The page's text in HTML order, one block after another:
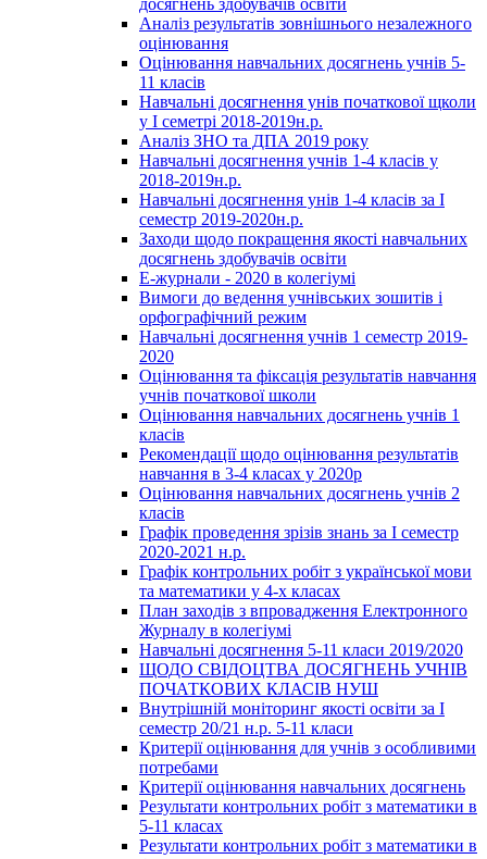
Аналіз результатів зовнішнього незалежного
оцінювання
Оцінювання навчальних досягнень учнів 5-
11 класів
Навчальні досягнення унів початкової щколи
у І семетрі 2018-2019н.р.
Аналіз ЗНО та ДПА 2019 року
Навчальні досягнення учнів 1-4 класів у
2018-2019н.р.
Навчальні досягнення унів 1-4 класів за І
семестр 2019-2020н.р.
Заходи щодо покращення якості навчальних
досягнень здобувачів освіти
Е-журнали - 2020 в колегіумі
Вимоги до ведення учнівських зошитів і
орфографічний режим
Навчальні досягнення учнів 1 семестр 2019-
2020
Оцінювання та фіксація результатів навчання
учнів початкової школи
Оцінювання навчальних досягнень учнів 1
класів
Рекомендації щодо оцінювання результатів
навчання в 3-4 класах у 2020р
Оцінювання навчальних досягнень учнів 2
класів
Графік проведення зрізів знань за І семестр
2020-2021 н.р.
Графік контрольних робіт з української мови
та математики у 4-х класах
План заходів з впровадження Електронного
Журналу в колегіумі
Навчальні досягнення 5-11 класи 2019/2020
ЩОДО СВІДОЦТВА ДОСЯГНЕНЬ УЧНІВ
ПОЧАТКОВИХ КЛАСІВ НУШ
Внутрішній моніторинг якості освіти за І
семестр 20/21 н.р. 5-11 класи
Критерії оцінювання для учнів з особливими
потребами
Критерії оцінювання навчальних досягнень
Результати контрольних робіт з математики в
5-11 класах
Результати контрольних робіт з математики в